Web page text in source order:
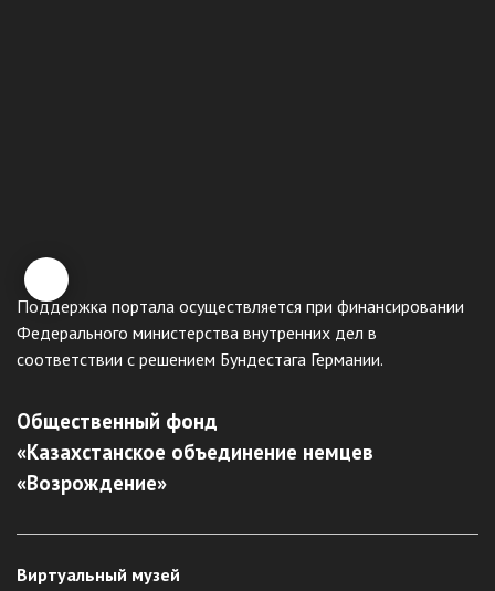
Поддержка портала осуществляется при финансировании
Федерального министерства внутренних дел в
соответствии с решением Бундестага Германии.
Общественный фонд
«Казахстанское объединение немцев
«Возрождение»
Виртуальный музей